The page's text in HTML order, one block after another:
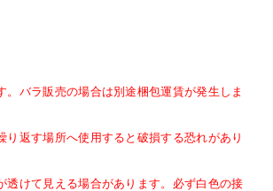
。バラ販売の場合は別途梱包運賃が発生しま
り返す場所へ使用すると破損する恐れがあり
透けて見える場合があります。必ず白色の接